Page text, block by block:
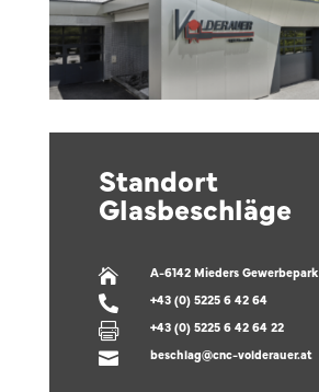
Standort
Glasbeschläge
 A-6142 Mieders
 +43 (0) 5225 6 42 64
 +43 (0) 5225 6 42 64 22
 beschlag@cnc-volderauer.at